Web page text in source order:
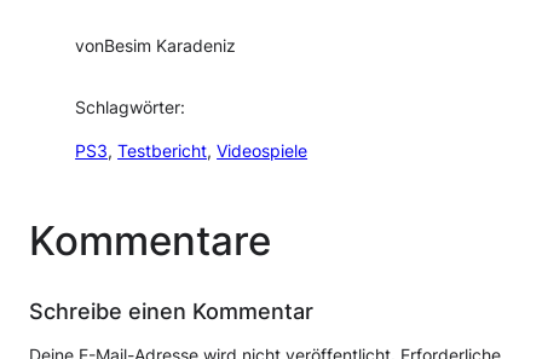
vonBesim Karadeniz
Schlagwörter:
PS3, Testbericht, Videospiele
Kommentare
Schreibe einen Kommentar